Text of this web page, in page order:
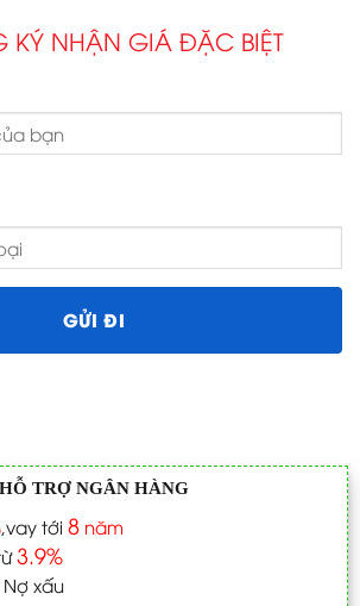
KÝ NHẬN GIÁ ĐẶC BIỆT
HỖ TRỢ NGÂN HÀNG
,vay tới 8năm
3.9%
xấu